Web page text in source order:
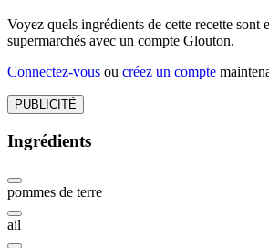
Voyez quels ingrédients de cette recette sont
supermarchés avec un compte Glouton.
Connectez-vous ou créez un compte
PUBLICITÉ
Ingrédients
pommes de terre
ail